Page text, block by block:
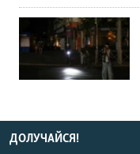
ДОЛУЧАЙСЯ!